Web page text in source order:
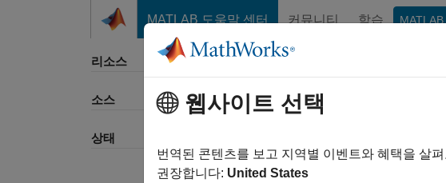
MATLAB 도움말 센터 커뮤니티 학습 MATLAB
리소스
소스
상태
웹사이트 선택
번역된 콘텐츠를 보고 지역별 이벤트와 혜택을 살
권장합니다: United States